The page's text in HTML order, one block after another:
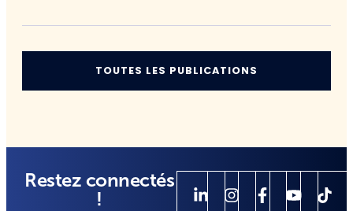
TOUTES LES PUBLICATIONS
Restez connectés
!